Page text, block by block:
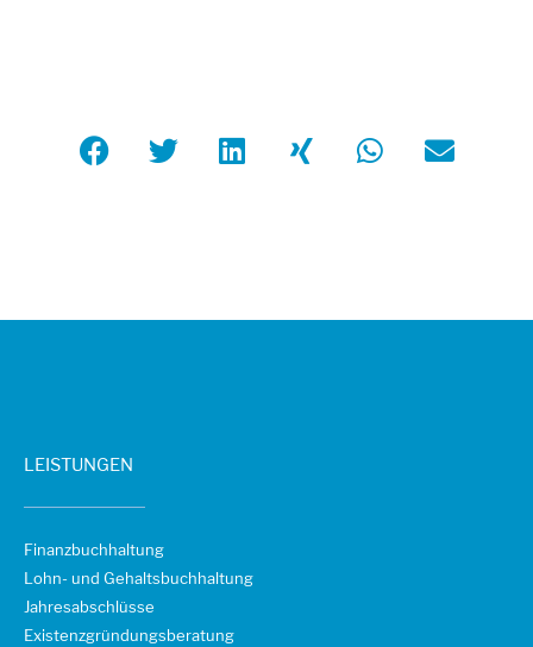
LEISTUNGEN
Finanzbuchhaltung
Lohn- und Gehaltsbuchhaltung
Jahresabschlüsse
Existenzgründungsberatung